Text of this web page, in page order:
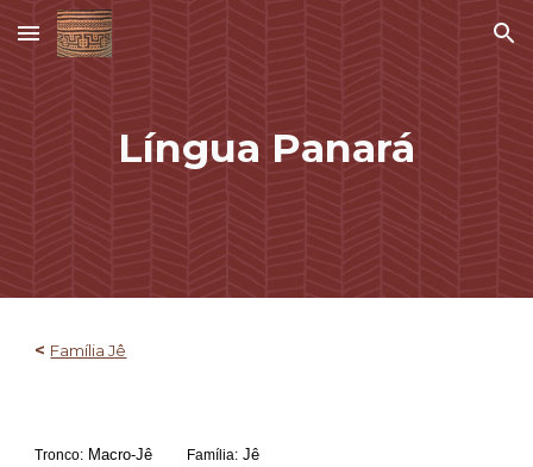
Skip to main content Skip to navigation
Língua Panará
< Família Jê
Tronco: Macro-Jê Família: Jê